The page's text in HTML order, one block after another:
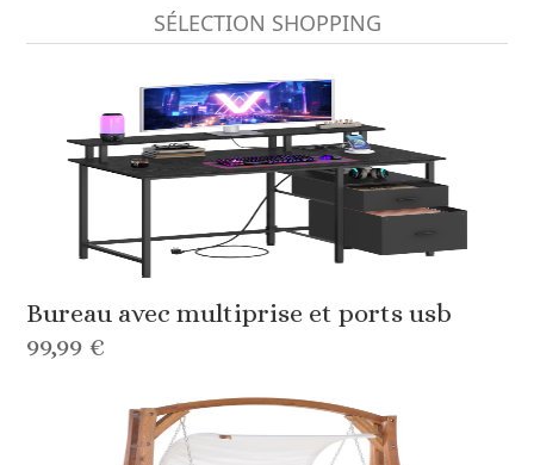
SÉLECTION SHOPPING
Bureau avec multiprise et ports usb
99,99 €